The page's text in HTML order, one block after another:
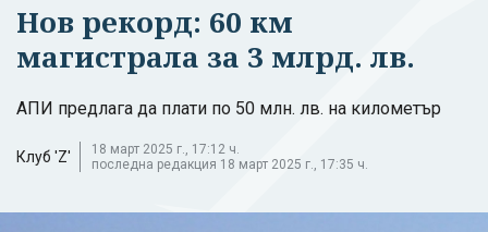
Нов рекорд: 60 км
магистрала за 3 млрд. лв.
АПИ предлага да плати по 50 млн. лв. на километър
Клуб 'Z'
18 март 2025 г., 17:12 ч.
последна редакция 18 март 2025 г., 17:35 ч.